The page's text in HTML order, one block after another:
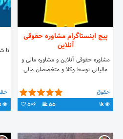
پیج اینستاگرام مشاوره حقوقی
آنلاین
مشاوره حقوقی آنلاین و مشاوره مالی و
مالیاتی توسط وکلا و متخصصان مالی
حقوق
1k
55
506
تا
1k